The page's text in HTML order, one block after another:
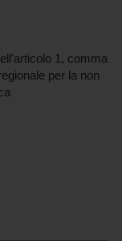
1, comma
per la non